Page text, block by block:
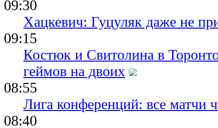
09:30
Хацкевич: Гуцуляк даже не
09:15
Костюк и Свитолина в
геймов на двоих
08:55
Лига конференций: все матчи
08:40